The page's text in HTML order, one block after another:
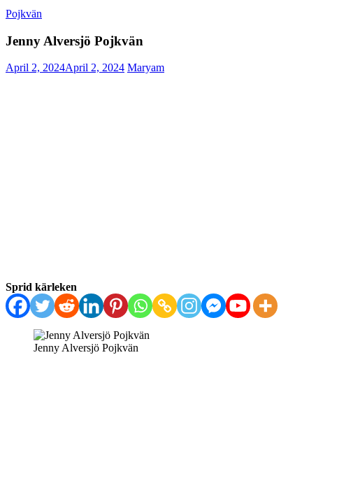
Pojkvän
Jenny Alversjö Pojkvän
April 2, 2024April 2, 2024 Maryam
Sprid kärleken
Jenny Alversjö Pojkvän